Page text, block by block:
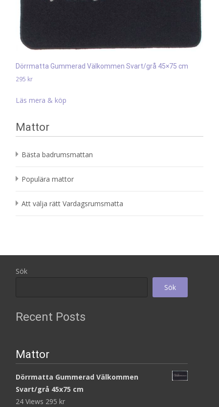
Dörrmatta Gummerad Välkommen Svart/grå 45×75 cm
295 kr
Läs mera & köp
Mattor
Bästa badrumsmattan
Populära mattor
Att välja rätt Vardagsrumsmatta
Sök
Sök
Recent Posts
Mattor
Dörrmatta Gummerad Välkommen
Svart/grå 45x75 cm
24 Views 295 kr